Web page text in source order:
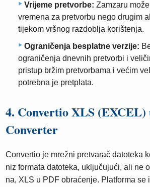
Vrijeme pretvorbe: Zamzaru
vremena za pretvorbu nego drugim
tijekom vršnog razdoblja korištenja.
Ograničenja besplatne verzije:
ograničenja dnevnih pretvorbi i
pristup bržim pretvorbama i većim
potrebna je pretplata.
4. Convertio XLS (EXCEL)
Converter
Convertio je mrežni pretvarač datoteka
niz formata datoteka, uključujući, ali ne
na, XLS u PDF obraćenje. Platforma se